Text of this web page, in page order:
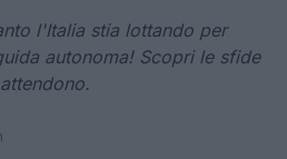
l'Italia stia lottando per
autonoma! Scopri le sfide